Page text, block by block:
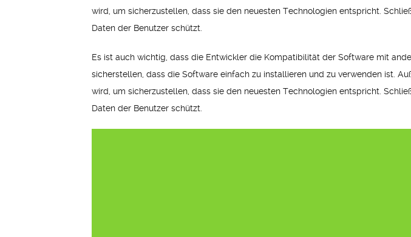
wird, um sicherzustellen, dass sie den neuesten Technologien entspricht.
Daten der Benutzer schützt.
Es ist auch wichtig, dass die Entwickler die Kompatibilität der Software mit
sicherstellen, dass die Software einfach zu installieren und zu verwenden ist.
wird, um sicherzustellen, dass sie den neuesten Technologien entspricht.
Daten der Benutzer schützt.